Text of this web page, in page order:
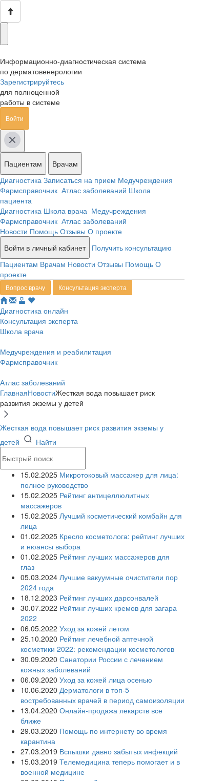
Информационно-диагностическая система
по дерматовенерологии
Зарегистрируйтесь
для полноценной
работы в системе
Войти
Пациентам
Врачам
Диагностика Записаться на прием Медучреждения
Фармсправочник Атлас заболеваний Школа
пациента
Диагностика Школа врача Медучреждения
Фармсправочник Атлас заболеваний
Новости Помощь Отзывы О проекте
Войти в личный кабинет
Получить консультацию
Пациентам Врачам Новости Отзывы Помощь О
проекте
Вопрос врачу Консультация эксперта
Диагностика онлайн
Консультация эксперта
Школа врача
Медучреждения и реабилитация
Фармсправочник
Атлас заболеваний
ГлавнаяНовостиЖесткая вода повышает риск
развития экземы у детей
Жесткая вода повышает риск развития экземы у
детей
Найти
15.02.2025 Микротоковый массажер для лица:
полное руководство
15.02.2025 Рейтинг антицеллюлитных
массажеров
15.02.2025 Лучший косметический комбайн для
лица
01.02.2025 Кресло косметолога: рейтинг лучших
и нюансы выбора
01.02.2025 Рейтинг лучших массажеров для
глаз
05.03.2024 Лучшие вакуумные очистители пор
2024 года
18.12.2023 Рейтинг лучших дарсонвалей
30.07.2022 Рейтинг лучших кремов для загара
2022
06.05.2022 Уход за кожей летом
25.10.2020 Рейтинг лечебной аптечной
косметики 2022: рекомендации косметологов
30.09.2020 Санатории России с лечением
кожных заболеваний
06.09.2020 Уход за кожей лица осенью
10.06.2020 Дерматологи в топ-5
востребованных врачей в период самоизоляции
13.04.2020 Онлайн-продажа лекарств все
ближе
29.03.2020 Помощь по интернету во время
карантина
27.03.2019 Вспышки давно забытых инфекций
15.03.2019 Телемедицина теперь помогает и в
военной медицине